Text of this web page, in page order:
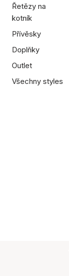
Řetězy na
kotník
Přívěsky
Doplňky
Outlet
Všechny styles